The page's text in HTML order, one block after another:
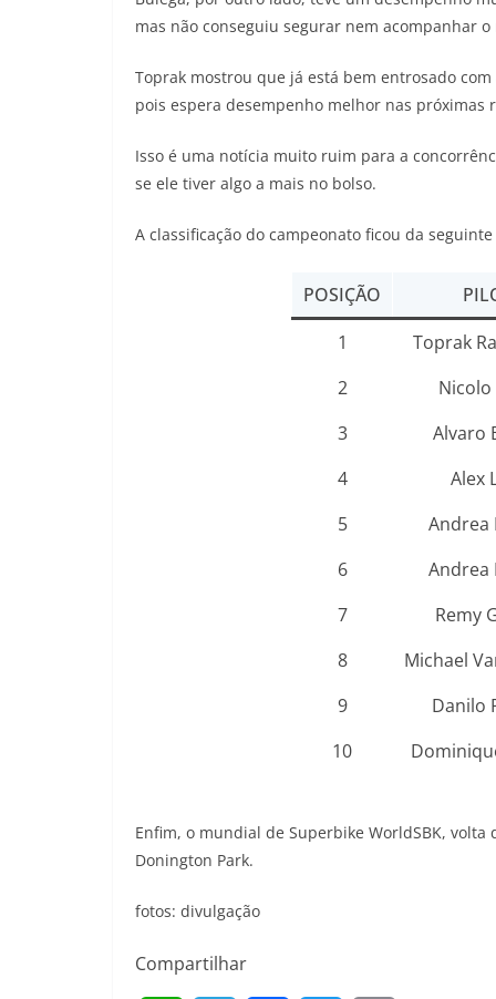
mas não conseguiu segurar nem acompanhar
Toprak mostrou que já está bem entrosado
pois espera desempenho melhor nas próximas
Isso é uma notícia muito ruim para a
se ele tiver algo a mais no bolso.
A classificação do campeonato ficou da
POSIÇÃO
1
Toprak
2
Nicolo
3
Alvaro
4
Alex
5
Andrea
6
Andrea
7
Remy
8
Michael
9
Danilo
10
Enfim, o mundial de Superbike WorldSBK,
Donington Park.
fotos: divulgação
Compartilhar